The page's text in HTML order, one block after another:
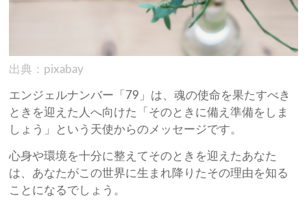
出典：pixabay
エンジェルナンバー「79」は、魂の使命を果たすべき
ときを迎えた人へ向けた「そのときに備え準備をしま
しょう」という天使からのメッセージです。
心身や環境を十分に整えてそのときを迎えたあなた
は、あなたがこの世界に生まれ降りたその理由を知る
ことになるでしょう。